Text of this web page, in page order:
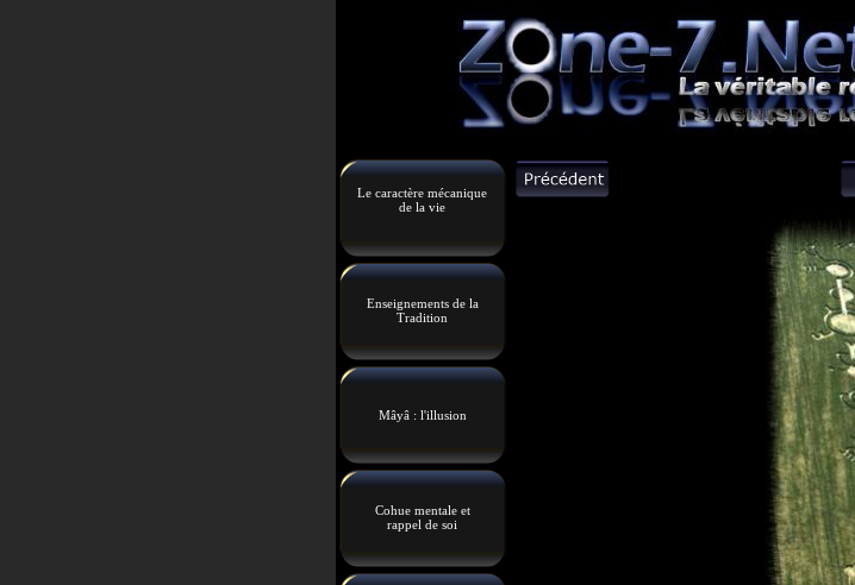
Le caractère mécanique
de la vie
Enseignements de la
Tradition
Mâyâ : l'illusion
Cohue mentale et
rappel de soi